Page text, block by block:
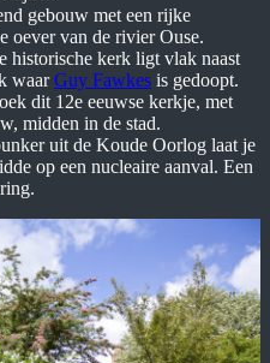
gebouw met een rijke
oever van de rivier Ouse.
historische kerk ligt vlak naast
waarGuy Fawkes is gedoopt.
dit 12e eeuwse kerkje, met
midden in de stad.
uit de Koude Oorlog laat je
op een nucleaire aanval. Een